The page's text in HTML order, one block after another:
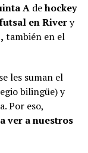
Adehockey
en Rivery
también en el
les suman el
bilingüe) y
Por eso,
ver a nuestros